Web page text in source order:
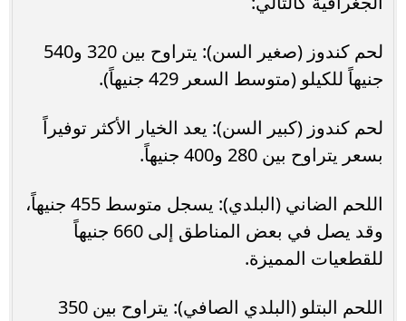
لحم كندوز (صغير السن): يتراوح بين 320 و540
جنيهاً للكيلو (متوسط السعر 429 جنيهاً).
لحم كندوز (كبير السن): يعد الخيار الأكثر توفيراً
بسعر يتراوح بين 280 و400 جنيهاً.
اللحم الضاني (البلدي): يسجل متوسط 455 جنيهاً،
وقد يصل في بعض المناطق إلى 660 جنيهاً
للقطعيات المميزة.
اللحم البتلو (البلدي الصافي): يتراوح بين 350